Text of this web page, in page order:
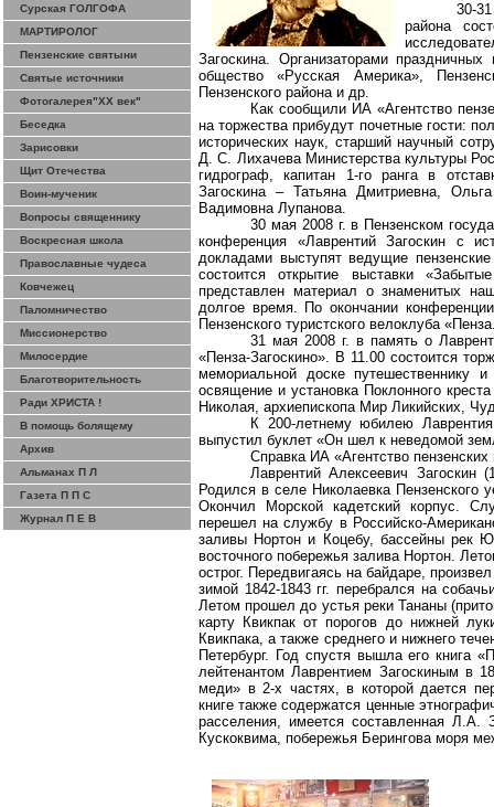
Сурская ГОЛГОФА
МАРТИРОЛОГ
Пензенские святыни
Святые источники
Фотогалерея"ХХ век"
Беседка
Зарисовки
Щит Отечества
Воин-мученик
Вопросы священнику
Воскресная школа
Православные чудеса
Ковчежец
Паломничество
Миссионерство
Милосердие
Благотворительность
Ради ХРИСТА !
В помощь болящему
Архив
Альманах П Л
Газета П П С
Журнал П Е В
30-
района
Загоскина. Организаторами
общество «Русская Америка»,
Пензенского района и др.
Как сообщили ИА «Агентство
на торжества прибудут почетные гости:
исторических наук, старший научный
Д. С. Лихачева Министерства культуры
гидрограф, капитан 1-го ранга в
Загоскина – Татьяна Дмитриевна,
Вадимовна Лупанова.
30 мая 2008 г. в Пензенском
конференция «Лаврентий Загоскин с
докладами выступят ведущие
состоится открытие выставки
представлен материал о знаменитых
долгое время. По окончании
Пензенского туристского велоклуба
31 мая2008 г. в память о
«Пенза-Загоскино». В 11.00 состоится
мемориальной доске путешественнику
освящение и установка Поклонного
Николая, архиепископа Мир Ликийских,
К 200-летнему юбилею Лаврентия
выпустил буклет «Он шел к неведомой
Справка ИА «Агентство пензенских
Лаврентий Алексеевич Загоскин
Родился в селе НиколаевкаПензенского
Окончил Морской кадетский корпус.
перешел на службу в Российско-
заливы Нортон и Коцебу, бассейны рек
восточного побережья залива Нортон.
острог. Передвигаясь на байдаре,
зимой 1842-1843 гг. перебрался на
Летом прошел до устья рекиТананы
карту Квикпак от порогов до нижней
Квикпака, а также среднего и нижнего
Петербург. Год спустя вышла его книга
лейтенантом Лаврентием Загоскиным в
меди» в 2-х частях, в которой дается
книге также содержатся ценные
расселения, имеется составленная Л.А.
Кускоквима, побережья Берингова моря